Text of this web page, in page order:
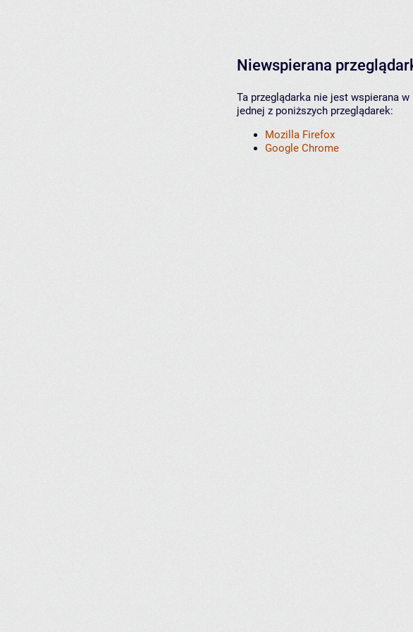
Niewspierana
Ta przeglądarka nie jest wspierana
jednej z poniższych przeglądarek:
Mozilla Firefox
Google Chrome